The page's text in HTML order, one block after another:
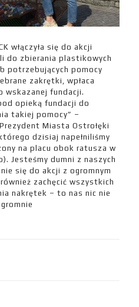
włączyła się do akcji
do zbierania plastikowych
potrzebujących pomocy
zakrętki, wpłaca
wskazanej fundacji.
opieką fundacji do
takiej pomocy” –
Miasta Ostrołęki
dzisiaj napełniliśmy
na placu obok ratusza w
Jesteśmy dumni z naszych
się do akcji z ogromnym
zachęcić wszystkich
nakrętek – to nas nic nie